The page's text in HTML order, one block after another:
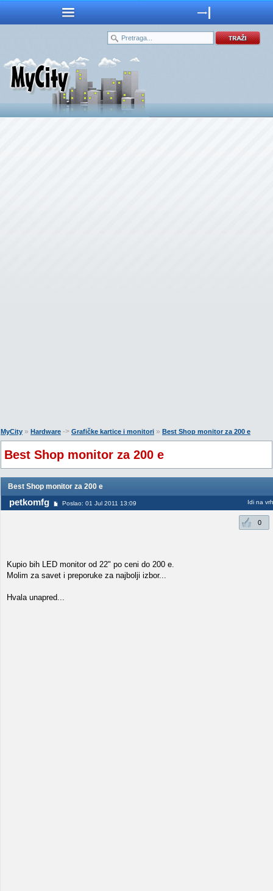
MyCity » Hardware -> Grafičke kartice i monitori » Best Shop monitor za 200 e
Best Shop monitor za 200 e
Best Shop monitor za 200 e
petkomfg Poslao: 01 Jul 2011 13:09 Idi na vrh
0
Kupio bih LED monitor od 22" po ceni do 200 e.
Molim za savet i preporuke za najbolji izbor...
Hvala unapred...